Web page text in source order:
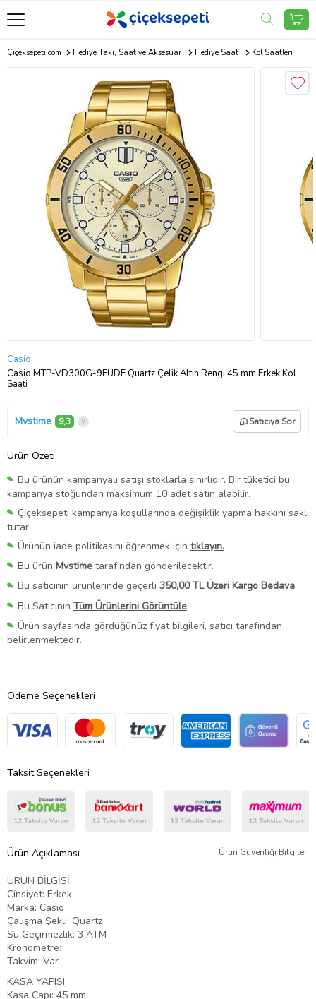
Çiçeksepeti.com Hediye Takı, Saat ve Aksesuar Hediye Saat Kol Saatleri
Casio
Casio MTP-VD300G-9EUDF Quartz Çelik Altın Rengi 45 mm Erkek Kol
Saati
Mvstime 9,3 Satıcıya Sor
Ürün Özeti
Bu ürünün kampanyalı satışı stoklarla sınırlıdır. Bir tüketici bu
kampanya stoğundan maksimum 10 adet satın alabilir.
Çiçeksepeti kampanya koşullarında değişiklik yapma hakkını saklı
tutar.
Ürünün iade politikasını öğrenmek için tıklayın.
Bu ürün Mvstime tarafından gönderilecektir.
Bu satıcının ürünlerinde geçerli 350,00 TL Üzeri Kargo Bedava
Bu Satıcının Tüm Ürünlerini Görüntüle
Ürün sayfasında gördüğünüz fiyat bilgileri, satıcı tarafından
belirlenmektedir.
Ödeme Seçenekleri
Taksit Seçenekleri
Ürün Açıklaması Ürün Güvenliği Bilgileri
ÜRÜN BİLGİSİ
Cinsiyet: Erkek
Marka: Casio
Çalışma Şekli: Quartz
Su Geçirmezlik: 3 ATM
Kronometre:
Takvim: Var
KASA YAPISI
Kasa Çapı: 45 mm